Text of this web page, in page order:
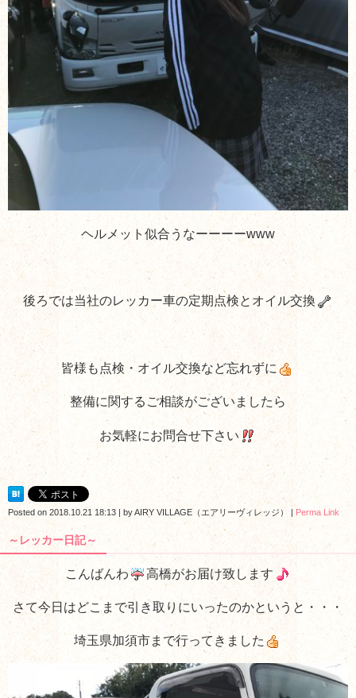
ヘルメット似合うなーーーーwww
後ろでは当社のレッカー車の定期点検とオイル交換
皆様も点検・オイル交換など忘れずに
整備に関するご相談がございましたら
お気軽にお問合せ下さい
Posted on 2018.10.21 18:13 | byAIRY VILLAGE（エアリーヴィレッジ） | Perma Link
～レッカー日記～
こんばんわ 高橋がお届け致します
さて今日はどこまで引き取りにいったのかというと・・・
埼玉県加須市まで行ってきました